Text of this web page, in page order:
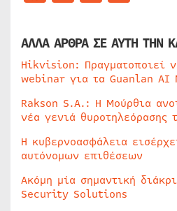
ΑΛΛΑ ΑΡΘΡΑ ΣΕ ΑΥΤΗ ΤΗΝ
Hikvision: Πραγματοποιεί
webinar για τα Guanlan AI
Rakson S.A.: Η Μούρθια
νέα γενιά θυροτηλεόρασης
Η κυβερνοασφάλεια
αυτόνομων επιθέσεων
Ακόμη μία σημαντική
Security Solutions